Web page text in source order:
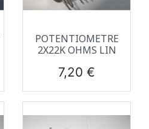
POTENTIOMETRE
2X22K OHMS LIN
Prix
7,20 €